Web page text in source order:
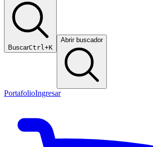
BuscarCtrl+K
Abrir buscador
PortafolioIngresar